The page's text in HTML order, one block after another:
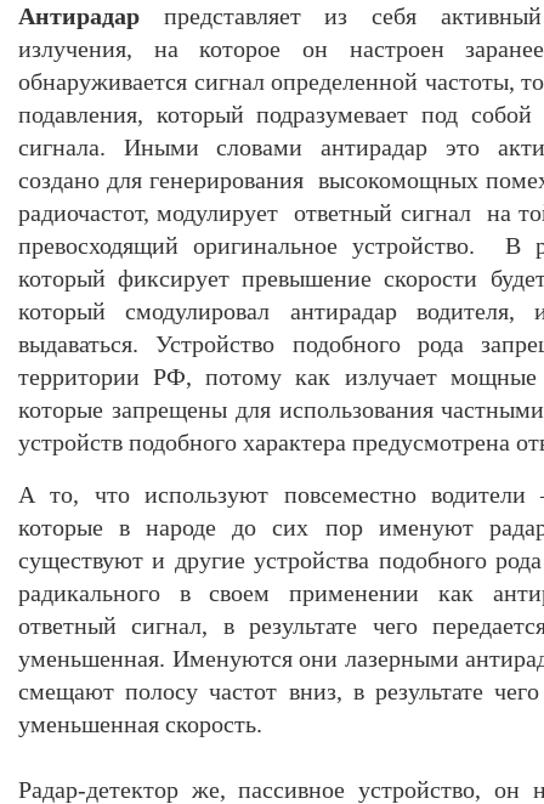
Антирадар представляет из себя
излучения, на которое он настроен
обнаруживается сигнал определенной частоты,
подавления, который подразумевает под
сигнала. Иными словами антирадар это
создано для генерирования высокомощных
радиочастот, модулирует ответный сигнал на
превосходящий оригинальное устройство. В
который фиксирует превышение скорости будет
который смодулировал антирадар
выдаваться. Устройство подобного рода
территории РФ, потому как излучает мощные
которые запрещены для использования
устройств подобного характера предусмотрена
А то, что используют повсеместно
которые в народе до сих пор именуют
существуют и другие устройства подобного
радикального в своем применении как
ответный сигнал, в результате чего
уменьшенная. Именуются они лазерными
смещают полосу частот вниз, в результате
уменьшенная скорость.
Радар-детектор же, пассивное устройство, он